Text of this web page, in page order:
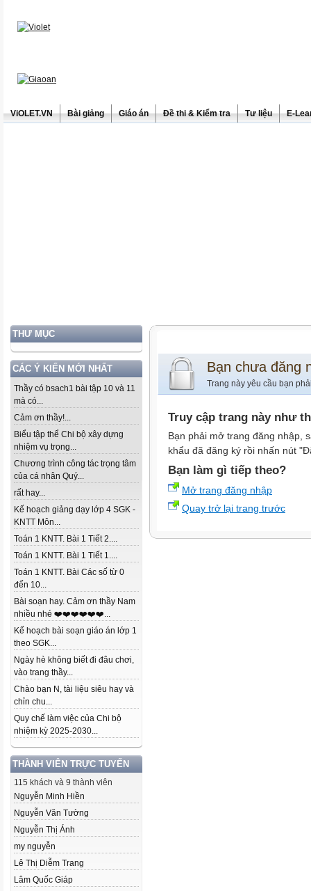
ViOLET.VN Bài giảng Giáo án Đề thi & Kiểm tra Tư liệu E-
THƯ MỤC
CÁC Ý KIẾN MỚI NHẤT
Thầy có bsach1 bài tập 10 và 11
mà có...
Cảm ơn thầy!...
Biểu tập thể Chi bộ xây dựng
nhiệm vụ trọng...
Chương trình công tác trọng tâm
của cá nhân Quý...
rất hay...
Kế hoạch giảng dạy lớp 4 SGK -
KNTT Môn...
Toán 1 KNTT. Bài 1 Tiết 2....
Toán 1 KNTT. Bài 1 Tiết 1....
Toán 1 KNTT. Bài Các số từ 0
đến 10...
Bài soạn hay. Cảm ơn thầy Nam
nhiều nhé ❤️❤️❤️❤️❤️❤️...
Kế hoạch bài soạn giáo án lớp 1
theo SGK...
Ngày hè không biết đi đâu chơi,
vào trang thầy...
Chào bạn N, tài liệu siêu hay và
chỉn chu...
Quy chế làm việc của Chi bộ
nhiệm kỳ 2025-2030...
THÀNH VIÊN TRỰC TUYẾN
115 khách và 9 thành viên
Nguyễn Minh Hiền
Nguyễn Văn Tường
Nguyễn Thị Ánh
my nguyễn
Lê Thị Diễm Trang
Lâm Quốc Giáp
Bạn chưa đăng
Trang này yêu cầu bạn
Truy cập trang này như
Bạn phải mở trang đăng nhập,
khẩu đã đăng ký rồi nhấn nút
Bạn làm gì tiếp theo?
Mở trang đăng nhập
Quay trở lại trang trước